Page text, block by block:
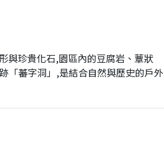
與珍貴化石,園區內的豆腐岩、蕈狀
「蕃字洞」,是結合自然與歷史的戶外